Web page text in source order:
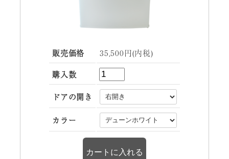
販売価格
35,500円(内税)
購入数
ドアの開き
カラー